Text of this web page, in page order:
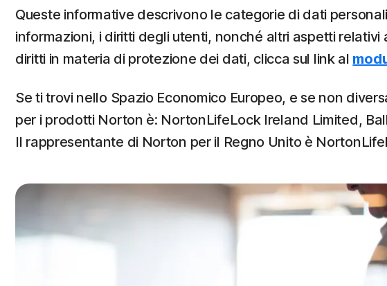
Tutti i prodotti e
Queste informative descrivono le categorie di dati
informazioni, i diritti degli utenti, nonché altri aspetti
diritti in materia di protezione dei dati, clicca sul link al
Se ti trovi nello Spazio Economico Europeo, e se non
per i prodotti Norton è: NortonLifeLock Ireland Limited,
Il rappresentante di Norton per il Regno Unito è